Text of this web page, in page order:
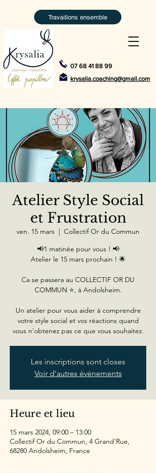
Travaillons ensemble
07 68 41 88 99
krysalia.coaching@gmail.com
Atelier Style Social
et Frustration
ven. 15 mars
  |
Collectif Or du Commun
📢1 matinée pour vous ! 📢
Atelier le 15 mars prochain ! 🌟
Ca se passera au COLLECTIF OR DU
COMMUN ⭐, à Andolsheim.
Un atelier pour vous aider à comprendre
votre style social et vos réactions quand
vous n'obtenez pas ce que vous souhaitez.
Les inscriptions sont closes
Voir d'autres événements
Heure et lieu
15 mars 2024, 09:00 – 13:00
Collectif Or du Commun, 4 Grand'Rue,
68280 Andolsheim, France